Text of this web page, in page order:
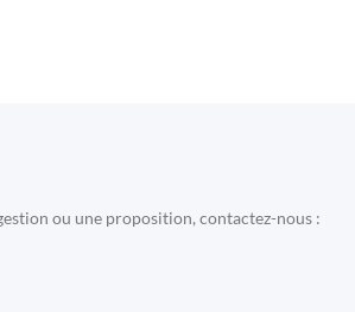
ou une proposition, contactez-nous :